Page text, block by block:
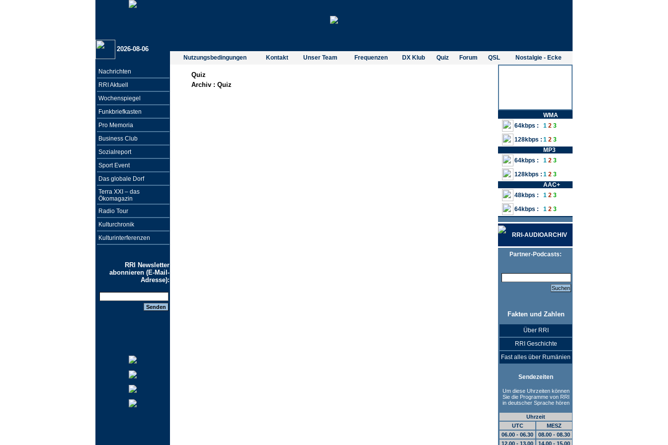
2026-08-06
Nutzungsbedingungen Kontakt Unser Team Frequenzen DX Klub Quiz Forum QSL
Nostalgie - Ecke
Nachrichten
RRI Aktuell
Wochenspiegel
Funkbriefkasten
Pro Memoria
Business Club
Sozialreport
Sport Event
Das globale Dorf
Terra XXI – das
Ökomagazin
Radio Tour
Kulturchronik
Kulturinterferenzen
RRI Newsletter
abonnieren (E-Mail-
Adresse):
Quiz
Archiv : Quiz
WMA
64kbps :
1 2 3
128kbps : 1 2 3
MP3
64kbps :
1 2 3
128kbps : 1 2 3
AAC+
48kbps :
1 2 3
64kbps :
1 2 3
RRI-AUDIOARCHIV
Partner-Podcasts:
Fakten und Zahlen
Über RRI
RRI Geschichte
Fast alles über Rumänien
Sendezeiten
Um diese Uhrzeiten können
Sie die Programme von RRI
in deutscher Sprache hören
Uhrzeit
UTC
MESZ
06.00 - 06.30
08.00 - 08.30
12.00 - 13.00
14.00 - 15.00